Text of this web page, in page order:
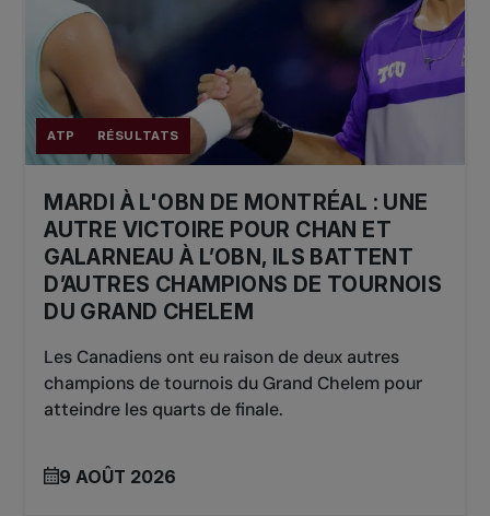
ATP RÉSULTATS
MARDI À L'OBN DE MONTRÉAL : UNE
AUTRE VICTOIRE POUR CHAN ET
GALARNEAU À L’OBN, ILS BATTENT
D’AUTRES CHAMPIONS DE TOURNOIS
DU GRAND CHELEM
Les Canadiens ont eu raison de deux autres
champions de tournois du Grand Chelem pour
atteindre les quarts de finale.
9 AOÛT 2026